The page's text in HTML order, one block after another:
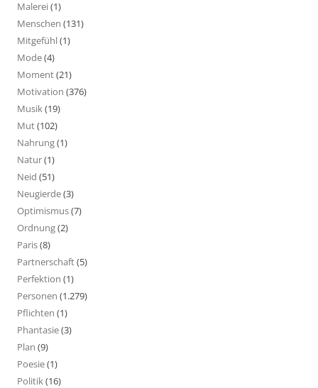
Malerei(1)
Menschen (131)
Mitgefühl(1)
Mode(4)
Moment(21)
Motivation (376)
Musik(19)
Mut(102)
Nahrung(1)
Natur(1)
Neid (51)
Neugierde(3)
Optimismus(7)
Ordnung(2)
Paris(8)
Partnerschaft(5)
Perfektion (1)
Personen (1.279)
Pflichten (1)
Phantasie(3)
Plan (9)
Poesie(1)
Politik(16)